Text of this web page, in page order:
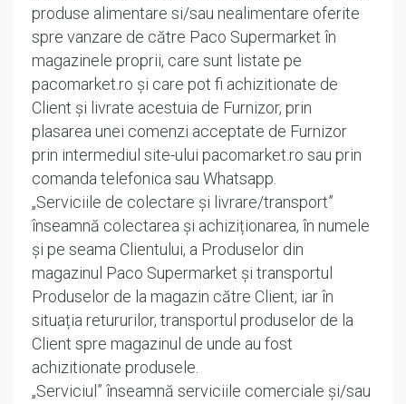
produse alimentare si/sau nealimentare oferite
spre vanzare de către Paco Supermarket în
magazinele proprii, care sunt listate pe
pacomarket.ro și care pot fi achizitionate de
Client și livrate acestuia de Furnizor, prin
plasarea unei comenzi acceptate de Furnizor
prin intermediul site-ului pacomarket.ro sau prin
comanda telefonica sau Whatsapp.
„Serviciile de colectare și livrare/transport”
înseamnă colectarea și achiziționarea, în numele
și pe seama Clientului, a Produselor din
magazinul Paco Supermarket și transportul
Produselor de la magazin către Client, iar în
situația retururilor, transportul produselor de la
Client spre magazinul de unde au fost
achizitionate produsele.
„Serviciul” înseamnă serviciile comerciale și/sau